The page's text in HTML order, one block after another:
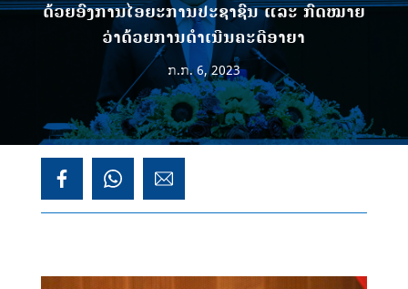
ດ້ວຍອົງການໄອຍະການປະຊາຊົນ ແລະ ກົດໝາຍ
ວ່າດ້ວຍການດໍາເນີນຄະດີອາຍາ
ກ.ກ. 6, 2023